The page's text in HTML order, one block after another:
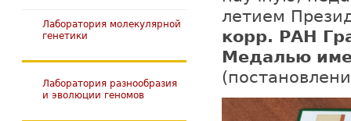
летием
корр. РАН
Медалью
Лаборатория молекулярной
генетики
Лаборатория разнообразия
и эволюции геномов